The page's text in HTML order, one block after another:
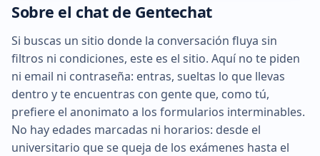
Sobre el chat de Gentechat
Si buscas un sitio donde la conversación fluya sin
filtros ni condiciones, este es el sitio. Aquí no te piden
ni email ni contraseña: entras, sueltas lo que llevas
dentro y te encuentras con gente que, como tú,
prefiere el anonimato a los formularios interminables.
No hay edades marcadas ni horarios: desde el
universitario que se queja de los exámenes hasta el